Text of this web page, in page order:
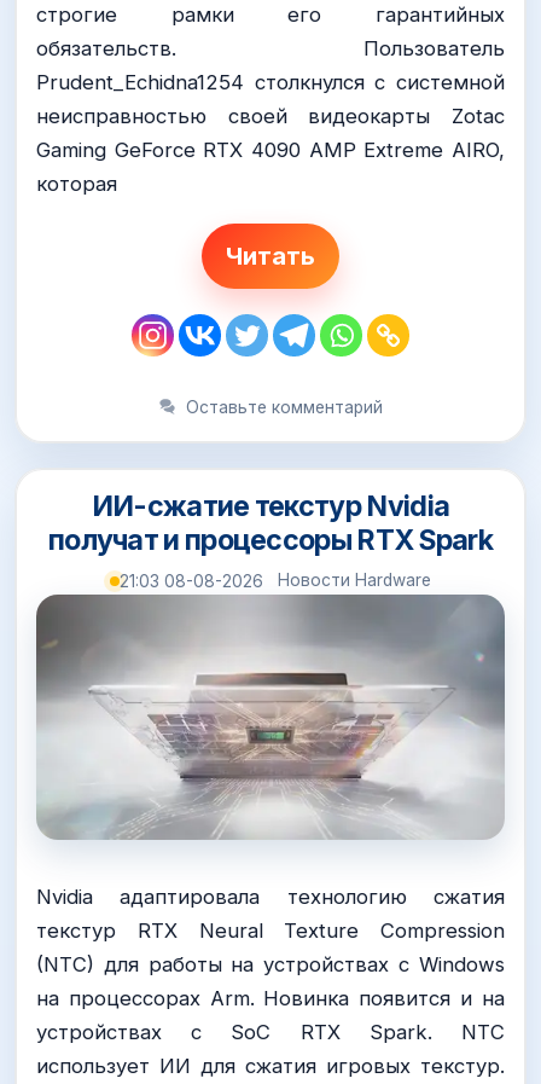
строгие рамки его гарантийных
обязательств. Пользователь
Prudent_Echidna1254 столкнулся с системной
неисправностью своей видеокарты Zotac
Gaming GeForce RTX 4090 AMP Extreme AIRO,
которая
Читать
Оставьте комментарий
ИИ-сжатие текстур Nvidia
получат и процессоры RTX Spark
21:03 08-08-2026 Новости Hardware
Nvidia адаптировала технологию сжатия
текстур RTX Neural Texture Compression
(NTC) для работы на устройствах с Windows
на процессорах Arm. Новинка появится и на
устройствах с SoC RTX Spark. NTC
использует ИИ для сжатия игровых текстур.